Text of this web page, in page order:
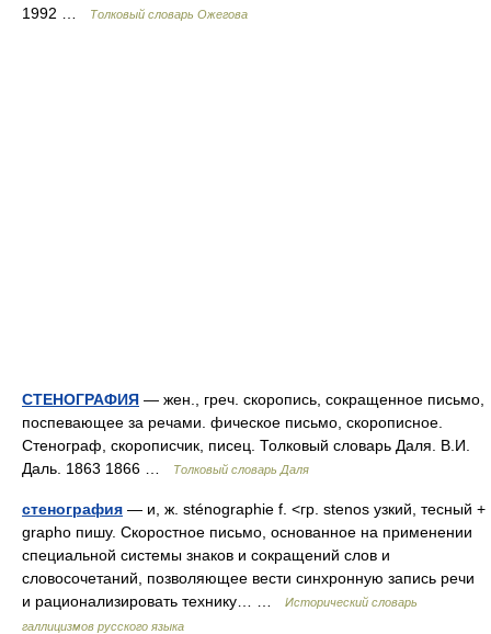
1992 …
Толковый словарь Ожегова
СТЕНОГРАФИЯ — жен., греч. скоропись, сокращенное письмо,
поспевающее за речами. фическое письмо, скорописное.
Стенограф, скорописчик, писец. Толковый словарь Даля. В.И.
Даль. 1863 1866 …
Толковый словарь Даля
стенография — и, ж. sténographie f. <гр. stenos узкий, тесный +
grapho пишу. Скоростное письмо, основанное на применении
специальной системы знаков и сокращений слов и
словосочетаний, позволяющее вести синхронную запись речи
и рационализировать технику… …
Исторический словарь
галлицизмов русского языка